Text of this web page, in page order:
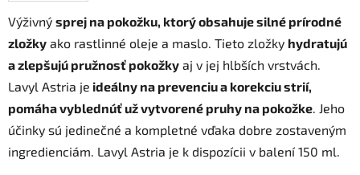
Výživný sprej na pokožku, ktorý obsahuje silné prírodné
zložky ako rastlinné oleje a maslo. Tieto zložky hydratujú
a zlepšujú pružnosť pokožky aj v jej hlbších vrstvách.
Lavyl Astria je ideálny na prevenciu a korekciu strií,
pomáha vyblednúť už vytvorené pruhy na pokožke. Jeho
účinky sú jedinečné a kompletné vďaka dobre zostaveným
ingredienciám. Lavyl Astria je k dispozícii v balení 150 ml.